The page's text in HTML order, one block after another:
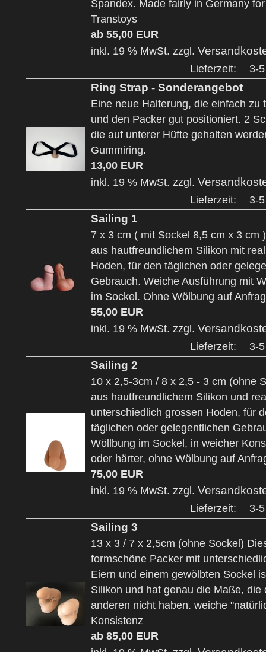
Spandex. Made fairly in Germany for
Transtoys
ab 55,00 EUR
inkl. 19 % MwSt. zzgl.
Lieferzeit: 3-
Ring Strap - Sonderangebot
Eine neue Halterung, die einfach zu
und den Packer gut positioniert. 2
die auf unterer Hüfte gehalten
Gummiring.
13,00 EUR
inkl. 19 % MwSt. zzgl.
Lieferzeit: 3-
Sailing 1
7 x 3 cm ( mit Sockel 8,5 cm x 3 cm
aus hautfreundlichem Silikon mit
Hoden, für den täglichen oder
Gebrauch. Weiche Ausführung mit
im Sockel. Ohne Wölbung auf
55,00 EUR
inkl. 19 % MwSt. zzgl.
Lieferzeit: 3-
Sailing 2
10 x 2,5-3cm / 8 x 2,5 - 3 cm (ohne
aus hautfreundlichem Silikon und
unterschiedlich grossen Hoden, für
täglichen oder gelegentlichen
Wöllbung im Sockel, in weicher
oder härter, ohne Wölbung auf
75,00 EUR
inkl. 19 % MwSt. zzgl.
Lieferzeit: 3-
Sailing 3
13 x 3 / 7 x 2,5cm (ohne Sockel)
formschöne Packer mit
Eiern und einem gewölbten Sockel
Silikon und hat genau die Maße, die
anderen nicht haben. weiche
Konsistenz
ab 85,00 EUR